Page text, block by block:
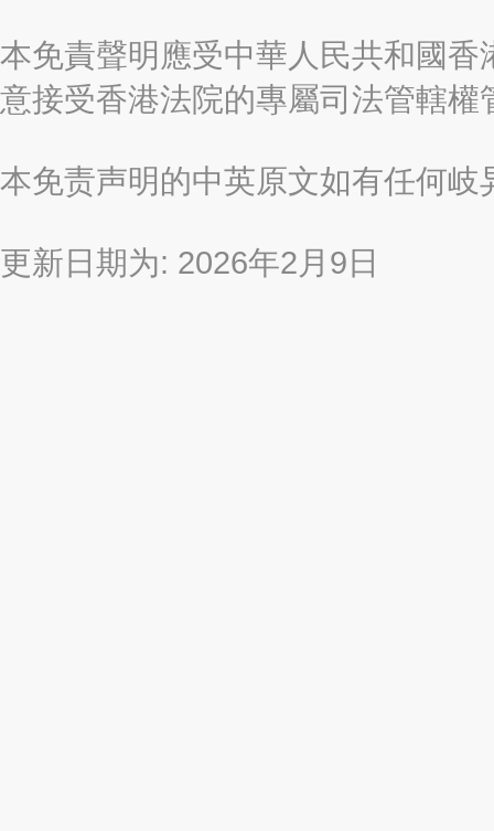
本免責聲明應受中華人民共和國
意接受香港法院的專屬司法管轄權
本免责声明的中英原文如有任何
更新日期为: 2026年2月9日